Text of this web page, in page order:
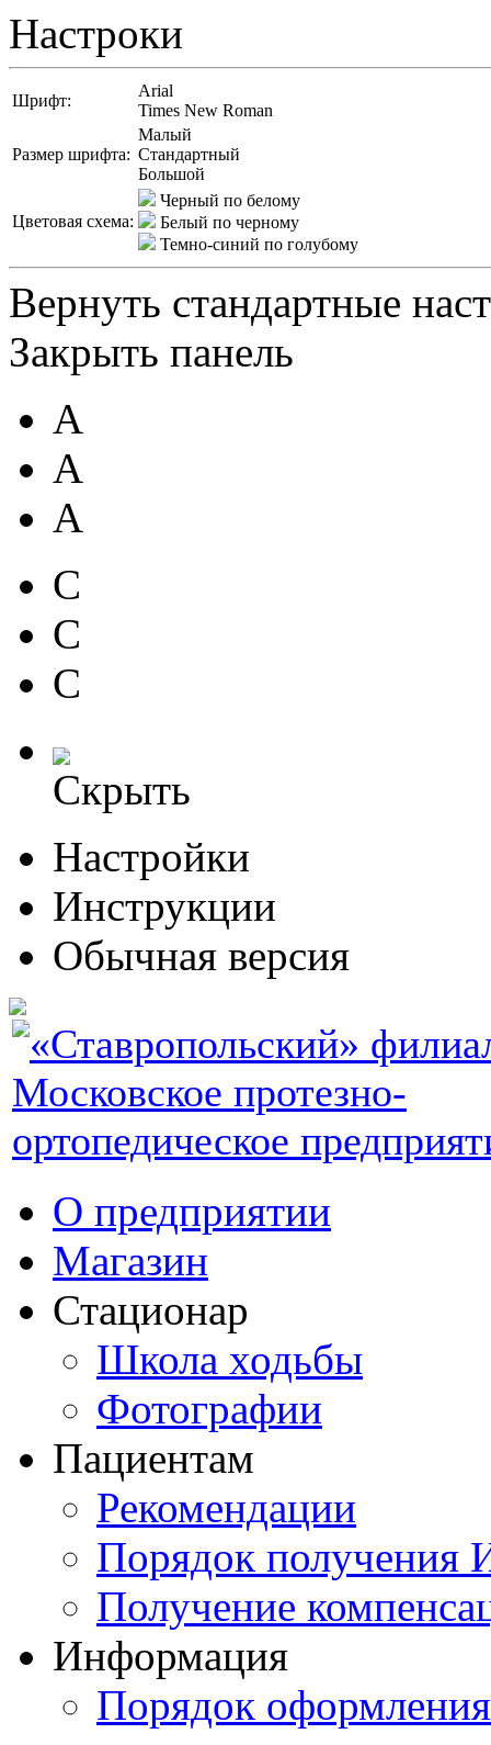
Настроки
Шрифт:
Arial
Times New Roman
Размер шрифта:
Малый
Стандартный
Большой
Цветовая схема:
Черный по белому
Белый по черному
Темно-синий по голубому
Вернуть стандартные
Закрыть панель
A
A
A
C
C
C
Скрыть
Настройки
Инструкции
Обычная версия
О предприятии
Магазин
Стационар
Школа ходьбы
Фотографии
Пациентам
Рекомендации
Порядок получения
Получение
Информация
Порядок оформления